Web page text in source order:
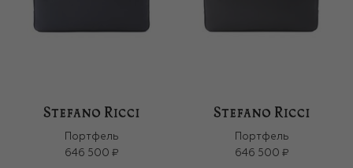
Портфель
646 500 ₽
Портфель
646 500 ₽